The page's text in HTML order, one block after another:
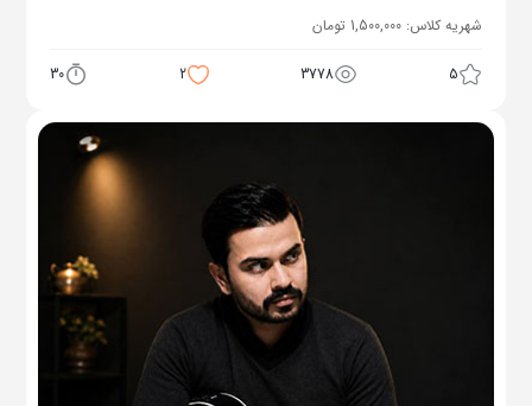
شهریه کلاس: 1,500,000 تومان
5
3778
2
30